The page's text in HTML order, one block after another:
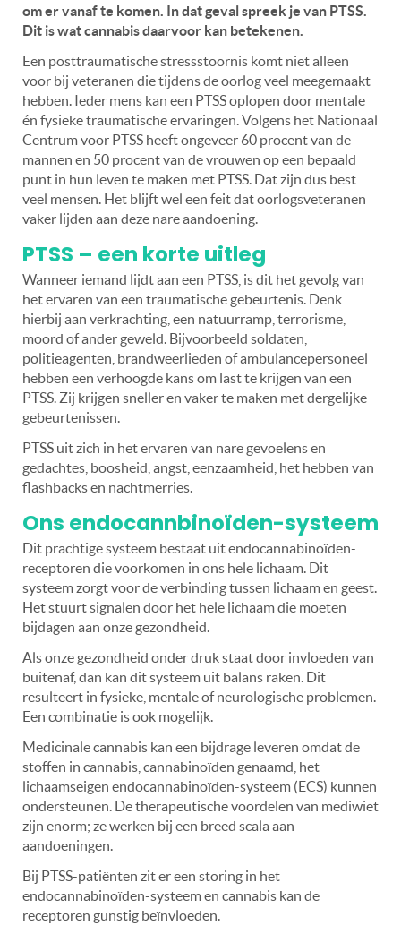
om er vanaf te komen. In dat geval spreek je van PTSS.
Dit is wat cannabis daarvoor kan betekenen.
Een posttraumatische stressstoornis komt niet alleen
voor bij veteranen die tijdens de oorlog veel meegemaakt
hebben. Ieder mens kan een PTSS oplopen door mentale
én fysieke traumatische ervaringen. Volgens het Nationaal
Centrum voor PTSS heeft ongeveer 60 procent van de
mannen en 50 procent van de vrouwen op een bepaald
punt in hun leven te maken met PTSS. Dat zijn dus best
veel mensen. Het blijft wel een feit dat oorlogsveteranen
vaker lijden aan deze nare aandoening.
PTSS – een korte uitleg
Wanneer iemand lijdt aan een PTSS, is dit het gevolg van
het ervaren van een traumatische gebeurtenis. Denk
hierbij aan verkrachting, een natuurramp, terrorisme,
moord of ander geweld. Bijvoorbeeld soldaten,
politieagenten, brandweerlieden of ambulancepersoneel
hebben een verhoogde kans om last te krijgen van een
PTSS. Zij krijgen sneller en vaker te maken met dergelijke
gebeurtenissen.
PTSS uit zich in het ervaren van nare gevoelens en
gedachtes, boosheid, angst, eenzaamheid, het hebben van
flashbacks en nachtmerries.
Ons endocannbinoïden-systeem
Dit prachtige systeem bestaat uit endocannabinoïden-
receptoren die voorkomen in ons hele lichaam. Dit
systeem zorgt voor de verbinding tussen lichaam en geest.
Het stuurt signalen door het hele lichaam die moeten
bijdagen aan onze gezondheid.
Als onze gezondheid onder druk staat door invloeden van
buitenaf, dan kan dit systeem uit balans raken. Dit
resulteert in fysieke, mentale of neurologische problemen.
Een combinatie is ook mogelijk.
Medicinale cannabis kan een bijdrage leveren omdat de
stoffen in cannabis, cannabinoïden genaamd, het
lichaamseigen endocannabinoïden-systeem (ECS) kunnen
ondersteunen. De therapeutische voordelen van mediwiet
zijn enorm; ze werken bij een breed scala aan
aandoeningen.
Bij PTSS-patiënten zit er een storing in het
endocannabinoïden-systeem en cannabis kan de
receptoren gunstig beïnvloeden.